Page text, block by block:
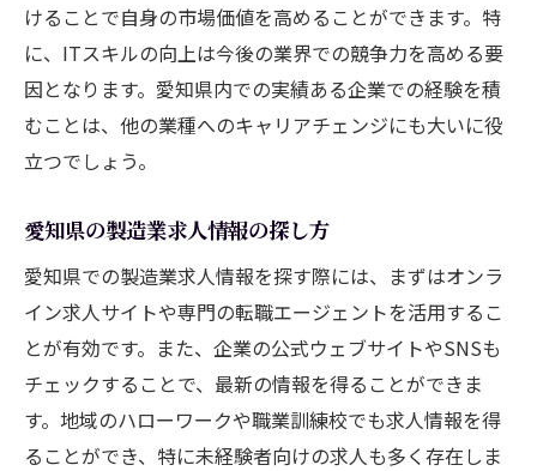
けることで自身の市場価値を高めることができます。特
に、ITスキルの向上は今後の業界での競争力を高める要
因となります。愛知県内での実績ある企業での経験を積
むことは、他の業種へのキャリアチェンジにも大いに役
立つでしょう。
愛知県の製造業求人情報の探し方
愛知県での製造業求人情報を探す際には、まずはオンラ
イン求人サイトや専門の転職エージェントを活用するこ
とが有効です。また、企業の公式ウェブサイトやSNSも
チェックすることで、最新の情報を得ることができま
す。地域のハローワークや職業訓練校でも求人情報を得
ることができ、特に未経験者向けの求人も多く存在しま